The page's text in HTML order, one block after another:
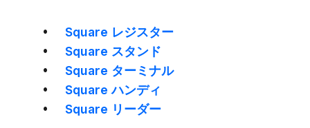
Square レジスター
Square スタンド
Square ターミナル
Square ハンディ
Square リーダー